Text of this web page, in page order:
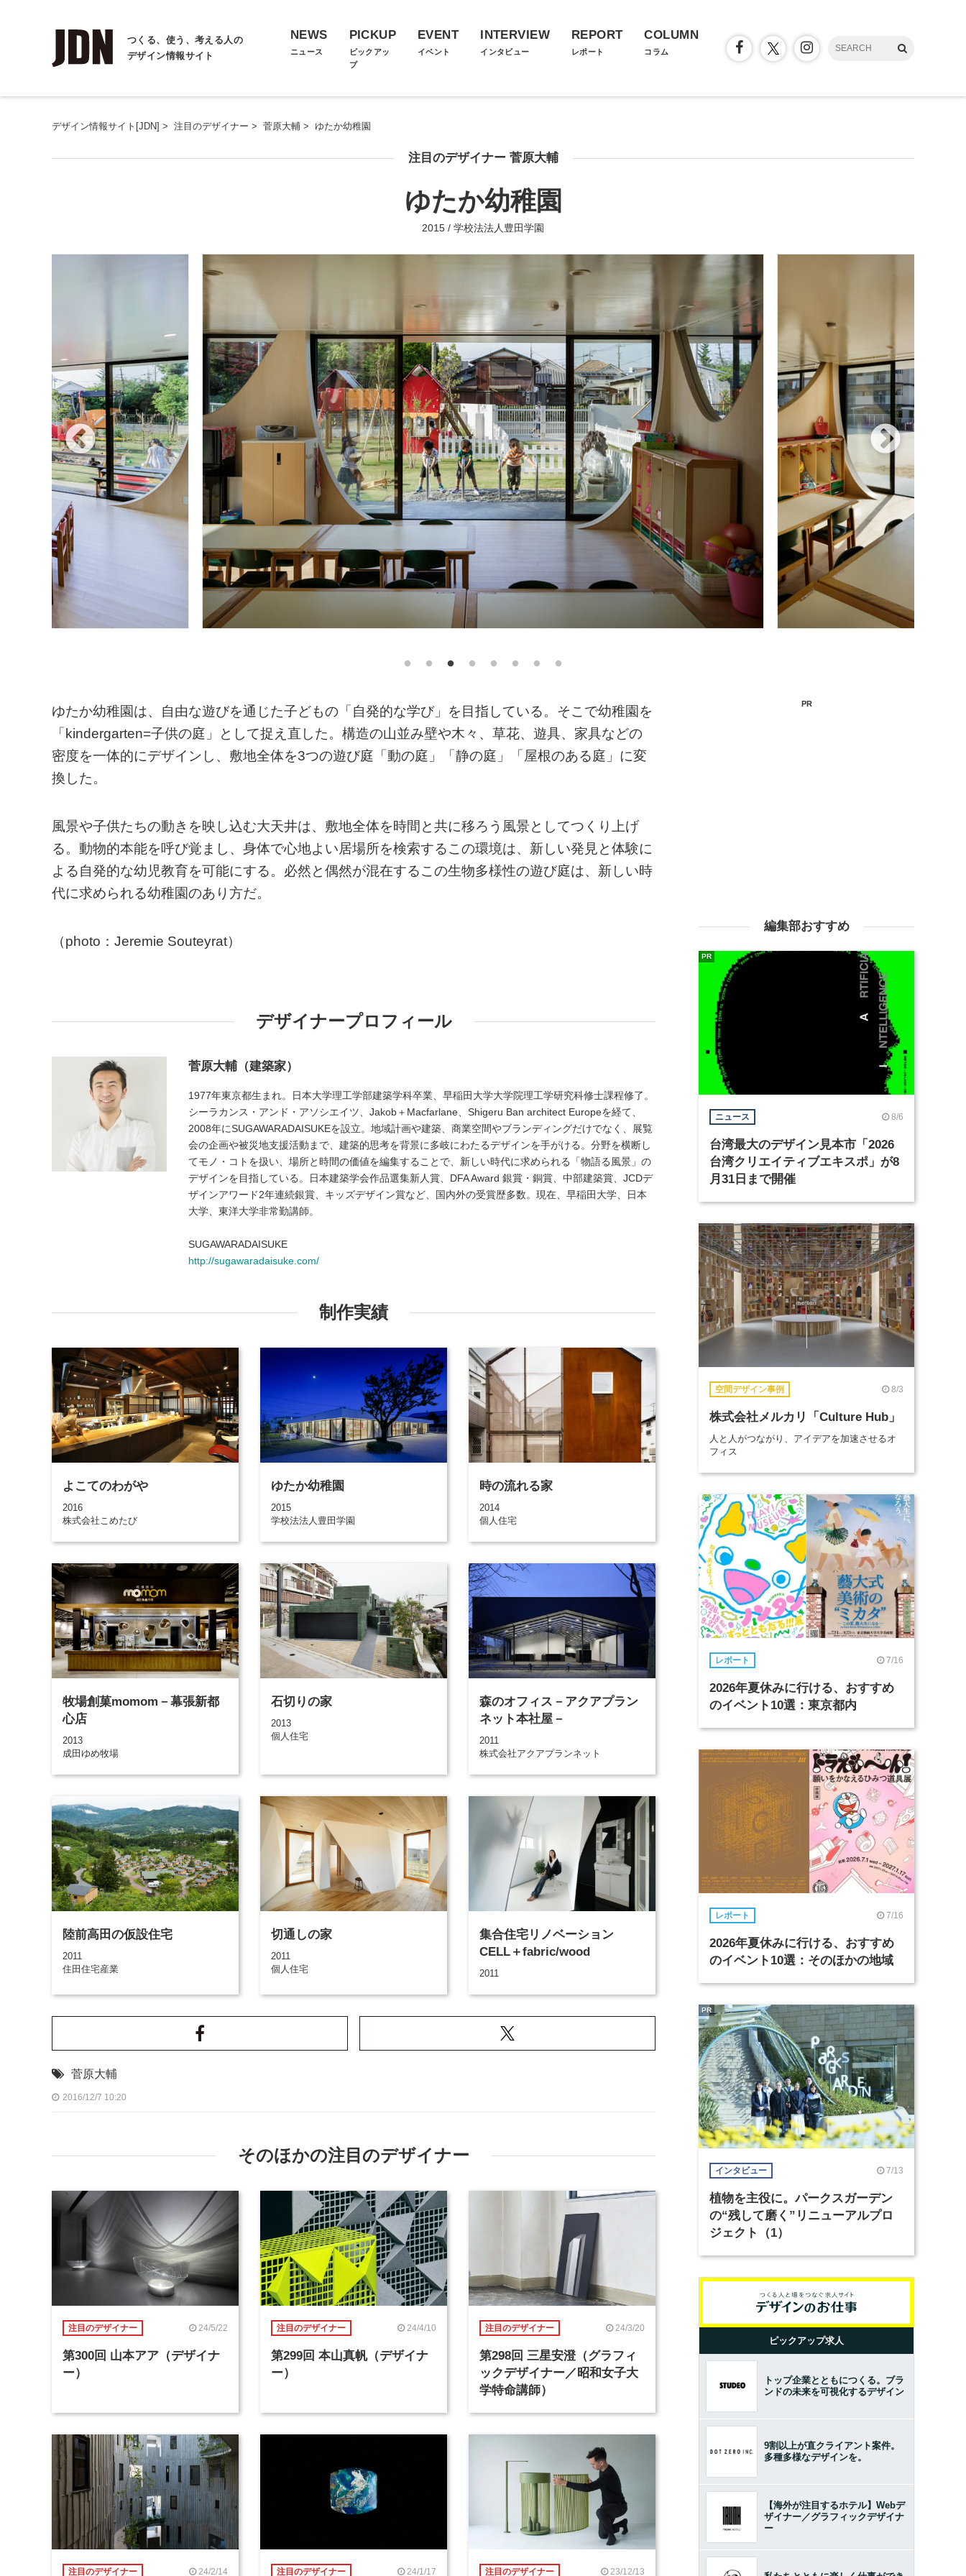
つくる、使う、考える人の
デザイン情報サイト
NEWS
ニュース
PICKUP
ピックアッ
プ
EVENT
イベント
INTERVIEW
インタビュー
REPORT
レポート
COLUMN
コラム
デザイン情報サイト[JDN] > 注目のデザイナー > 菅原大輔 > ゆたか幼稚園
注目のデザイナー 菅原大輔
ゆたか幼稚園
2015 / 学校法法人豊田学園
ゆたか幼稚園は、自由な遊びを通じた子どもの「自発的な学び」を目指している。そこで幼稚園を
「kindergarten=子供の庭」として捉え直した。構造の山並み壁や木々、草花、遊具、家具などの
密度を一体的にデザインし、敷地全体を3つの遊び庭「動の庭」「静の庭」「屋根のある庭」に変
換した。
風景や子供たちの動きを映し込む大天井は、敷地全体を時間と共に移ろう風景としてつくり上げ
る。動物的本能を呼び覚まし、身体で心地よい居場所を検索するこの環境は、新しい発見と体験に
よる自発的な幼児教育を可能にする。必然と偶然が混在するこの生物多様性の遊び庭は、新しい時
代に求められる幼稚園のあり方だ。
（photo：Jeremie Souteyrat）
デザイナープロフィール
菅原大輔（建築家）
1977年東京都生まれ。日本大学理工学部建築学科卒業、早稲田大学大学院理工学研究科修士課程修了。
シーラカンス・アンド・アソシエイツ、Jakob＋Macfarlane、Shigeru Ban architect Europeを経て、
2008年にSUGAWARADAISUKEを設立。地域計画や建築、商業空間やブランディングだけでなく、展覧
会の企画や被災地支援活動まで、建築的思考を背景に多岐にわたるデザインを手がける。分野を横断し
てモノ・コトを扱い、場所と時間の価値を編集することで、新しい時代に求められる「物語る風景」の
デザインを目指している。日本建築学会作品選集新人賞、DFA Award 銀賞・銅賞、中部建築賞、JCDデ
ザインアワード2年連続銀賞、キッズデザイン賞など、国内外の受賞歴多数。現在、早稲田大学、日本
大学、東洋大学非常勤講師。
SUGAWARADAISUKE
http://sugawaradaisuke.com/
制作実績
よこてのわがや
2016
株式会社こめたび
ゆたか幼稚園
2015
学校法法人豊田学園
時の流れる家
2014
個人住宅
牧場創菓momom－幕張新都
心店
2013
成田ゆめ牧場
石切りの家
2013
個人住宅
森のオフィス－アクアプラン
ネット本社屋－
2011
株式会社アクアプランネット
陸前高田の仮設住宅
2011
住田住宅産業
切通しの家
2011
個人住宅
集合住宅リノベーション
CELL＋fabric/wood
2011
菅原大輔
2016/12/7 10:20
そのほかの注目のデザイナー
注目のデザイナー 24/5/22
第300回 山本アア（デザイナ
ー）
注目のデザイナー 24/4/10
第299回 本山真帆（デザイナ
ー）
注目のデザイナー 24/3/20
第298回 三星安澄（グラフィ
ックデザイナー／昭和女子大
学特命講師）
注目のデザイナー 24/2/14 注目のデザイナー 24/1/17 注目のデザイナー 23/12/13
PR
編集部おすすめ
ニュース 8/6
台湾最大のデザイン見本市「2026
台湾クリエイティブエキスポ」が8
月31日まで開催
PR
空間デザイン事例 8/3
株式会社メルカリ「Culture Hub」
人と人がつながり、アイデアを加速させるオ
フィス
レポート 7/16
2026年夏休みに行ける、おすすめ
のイベント10選：東京都内
レポート 7/16
2026年夏休みに行ける、おすすめ
のイベント10選：そのほかの地域
インタビュー 7/13
植物を主役に。パークスガーデン
の“残して磨く”リニューアルプロ
ジェクト（1）
PR
ピックアップ求人
トップ企業とともにつくる。ブラ
ンドの未来を可視化するデザイン
9割以上が直クライアント案件。
多種多様なデザインを。
【海外が注目するホテル】Webデ
ザイナー／グラフィックデザイナ
ー